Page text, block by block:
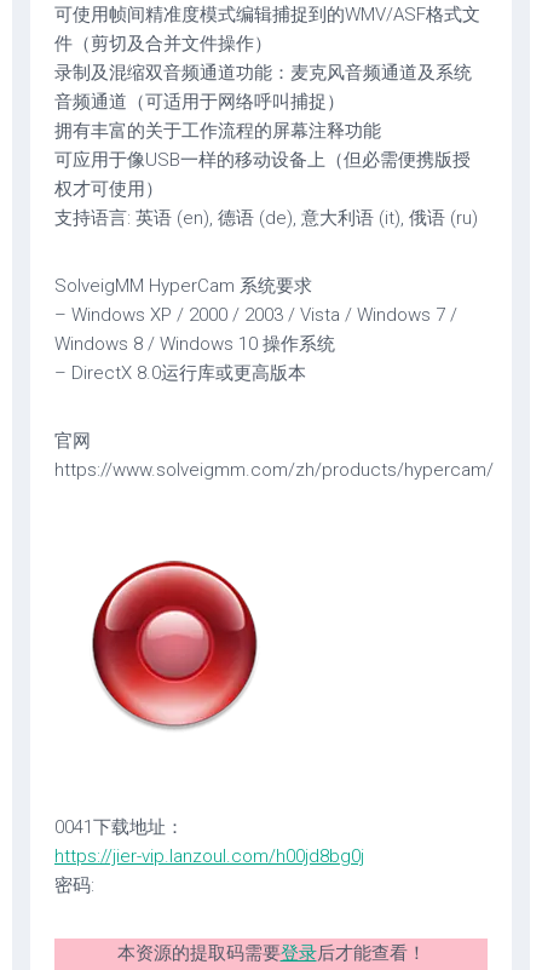
可使用帧间精准度模式编辑捕捉到的WMV/ASF格式文
件（剪切及合并文件操作）
录制及混缩双音频通道功能：麦克风音频通道及系统
音频通道（可适用于网络呼叫捕捉）
拥有丰富的关于工作流程的屏幕注释功能
可应用于像USB一样的移动设备上（但必需便携版授
权才可使用）
支持语言: 英语 (en), 德语 (de), 意大利语 (it), 俄语 (ru)
SolveigMM HyperCam 系统要求
– Windows XP / 2000 / 2003 / Vista / Windows 7 /
Windows 8 / Windows 10 操作系统
– DirectX 8.0运行库或更高版本
官网
https://www.solveigmm.com/zh/products/hypercam/
0041下载地址：
https://jier-vip.lanzoul.com/h00jd8bg0j
密码:
本资源的提取码需要登录后才能查看！